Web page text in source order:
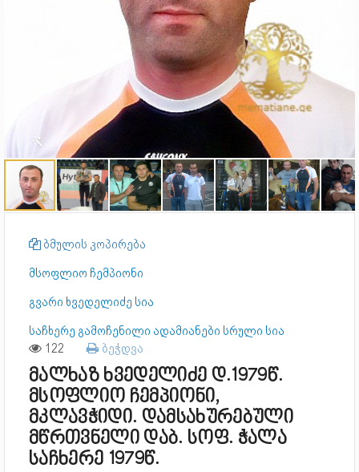
ბმულის კოპირება
მსოფლიო ჩემპიონი
გვარი ხვედელიძე სია
საჩხერე გამოჩენილი ადამიანები სრული სია
122 ბეჭდვა
მალხაზ ხვედელიძე დ.1979წ.
მსოფლიო ჩემპიონი,
მკლავჭიდი. დამსახურებული
მწრთვნელი დაბ. სოფ. ჭალა
საჩხერე 1979წ.